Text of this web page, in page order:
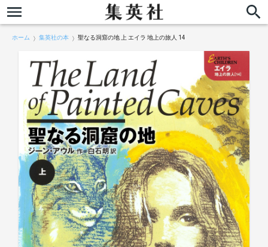
ホーム 集英社の本 聖なる洞窟の地 上 エイラ 地上の旅人 14